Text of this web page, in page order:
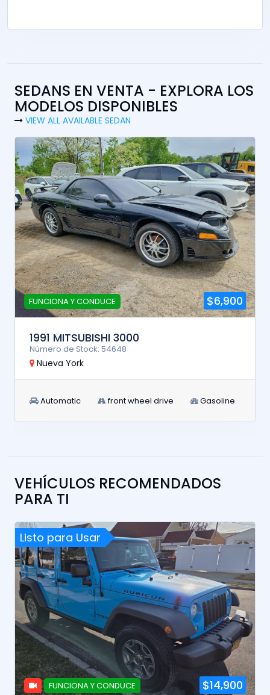
SEDANS EN VENTA - EXPLORA LOS
MODELOS DISPONIBLES
VIEW ALL AVAILABLE SEDAN
FUNCIONA Y CONDUCE $6,900
1991 MITSUBISHI 3000
Número de Stock: 54648
Nueva York
Automatic front wheel drive Gasoline
VEHÍCULOS RECOMENDADOS
PARA TI
Listo para Usar
FUNCIONA Y CONDUCE $14,900